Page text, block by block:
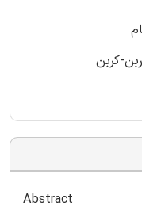
Abstract